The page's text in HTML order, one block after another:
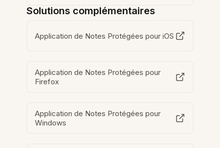
Solutions complémentaires
Application de Notes Protégées pour iOS
Application de Notes Protégées pour
Firefox
Application de Notes Protégées pour
Windows